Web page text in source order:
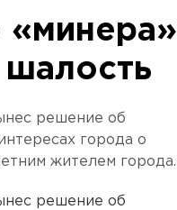
«минера»
шалость
решение об
города о
жителем города.
решение об